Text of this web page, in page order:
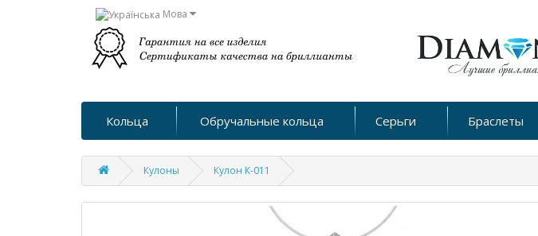
Мова
Кольца Обручальные кольца Серьги Браслеты
Кулоны Кулон К-011